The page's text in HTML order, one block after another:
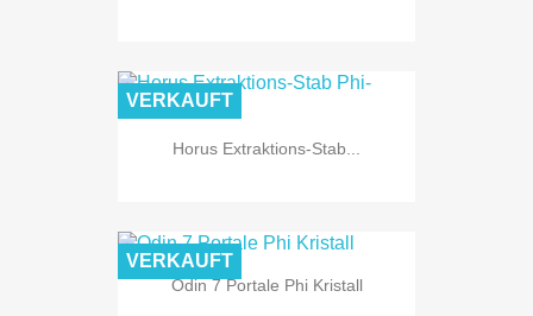
Horus Extraktions-Stab...
VERKAUFT
Odin 7 Portale Phi Kristall
VERKAUFT